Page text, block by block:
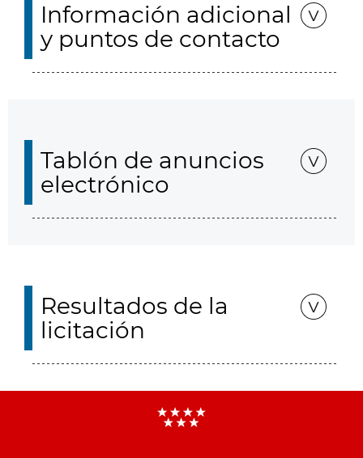
Información adicional
y puntos de contacto
Tablón de anuncios
electrónico
Resultados de la
licitación